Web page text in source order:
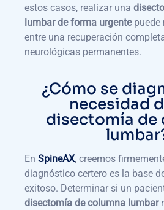
estos casos, realizar una
lumbar de forma urgentepuede
entre una recuperación
neurológicas permanentes.
¿Cómo se
necesidad
disectomía de
En SpineAX, creemos
diagnóstico certero es la base
exitoso. Determinar si un
disectomía de columna lumbar